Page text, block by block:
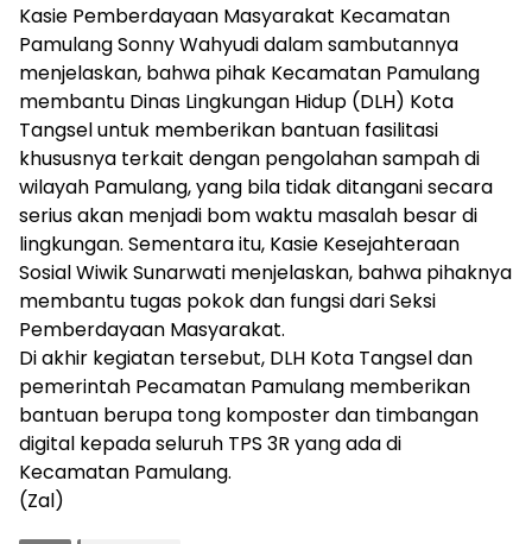
Kasie Pemberdayaan Masyarakat Kecamatan
Pamulang Sonny Wahyudi dalam sambutannya
menjelaskan, bahwa pihak Kecamatan Pamulang
membantu Dinas Lingkungan Hidup (DLH) Kota
Tangsel untuk memberikan bantuan fasilitasi
khususnya terkait dengan pengolahan sampah di
wilayah Pamulang, yang bila tidak ditangani secara
serius akan menjadi bom waktu masalah besar di
lingkungan. Sementara itu, Kasie Kesejahteraan
Sosial Wiwik Sunarwati menjelaskan, bahwa pihaknya
membantu tugas pokok dan fungsi dari Seksi
Pemberdayaan Masyarakat.
Di akhir kegiatan tersebut, DLH Kota Tangsel dan
pemerintah Pecamatan Pamulang memberikan
bantuan berupa tong komposter dan timbangan
digital kepada seluruh TPS 3R yang ada di
Kecamatan Pamulang.
(Zal)